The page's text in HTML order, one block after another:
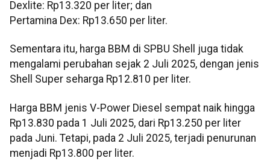
Dexlite: Rp13.320 per liter; dan
Pertamina Dex: Rp13.650 per liter.
Sementara itu, harga BBM di SPBU Shell juga tidak
mengalami perubahan sejak 2 Juli 2025, dengan jenis
Shell Super seharga Rp12.810 per liter.
Harga BBM jenis V-Power Diesel sempat naik hingga
Rp13.830 pada 1 Juli 2025, dari Rp13.250 per liter
pada Juni. Tetapi, pada 2 Juli 2025, terjadi penurunan
menjadi Rp13.800 per liter.